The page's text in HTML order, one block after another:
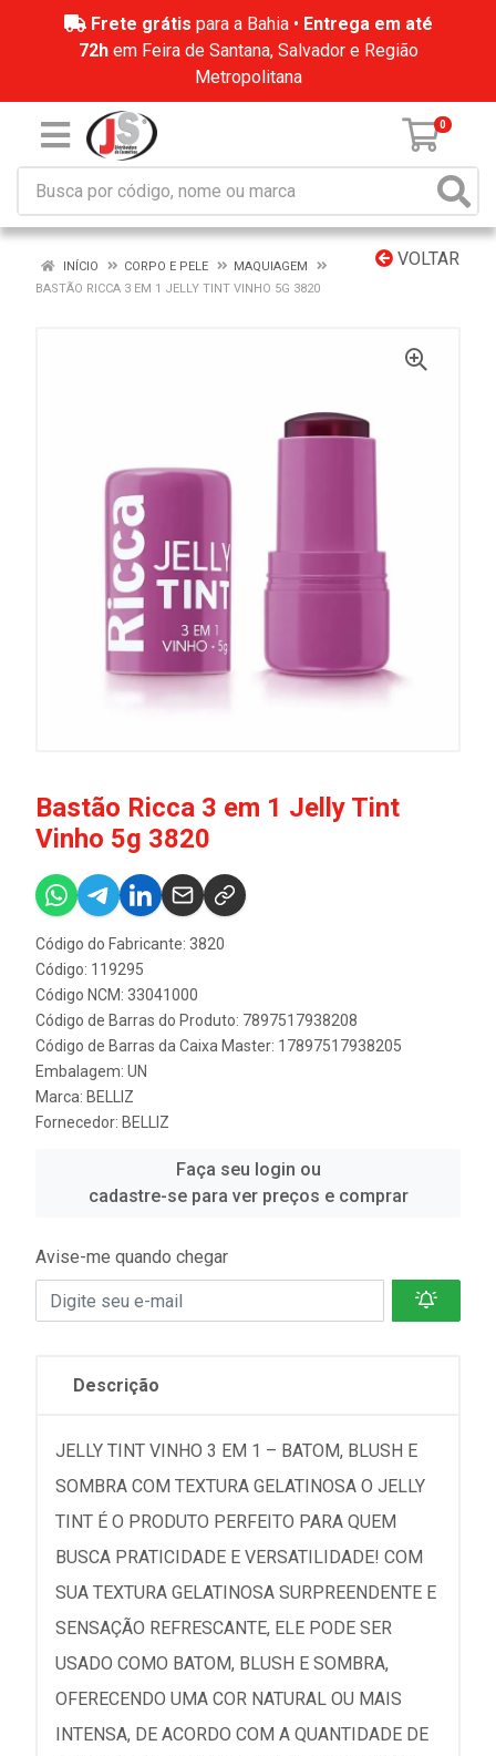
Frete grátis para a Bahia • Entrega em até
72hem Feira de Santana, Salvador e Região
Metropolitana
0
VOLTAR
INÍCIO CORPO E PELE
MAQUIAGEM
BASTÃO RICCA 3 EM 1 JELLY TINT VINHO 5G 3820
Bastão Ricca 3 em 1 Jelly Tint
Vinho 5g 3820
Código do Fabricante: 3820
Código: 119295
Código NCM: 33041000
Código de Barras do Produto: 7897517938208
Código de Barras da Caixa Master: 17897517938205
Embalagem: UN
Marca: BELLIZ
Fornecedor: BELLIZ
Faça seu login ou
cadastre-se para ver preços e comprar
Avise-me quando chegar
Descrição
JELLY TINT VINHO 3 EM 1 – BATOM, BLUSH E
SOMBRA COM TEXTURA GELATINOSA O JELLY
TINT É O PRODUTO PERFEITO PARA QUEM
BUSCA PRATICIDADE E VERSATILIDADE! COM
SUA TEXTURA GELATINOSA SURPREENDENTE E
SENSAÇÃO REFRESCANTE, ELE PODE SER
USADO COMO BATOM, BLUSH E SOMBRA,
OFERECENDO UMA COR NATURAL OU MAIS
INTENSA, DE ACORDO COM A QUANTIDADE DE